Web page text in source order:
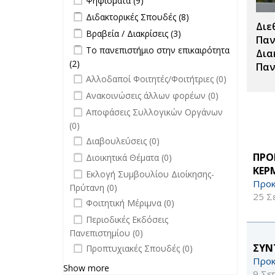
25
Apply Διδακτορικές Σπουδές filter
Διδακτορικές Σπουδές (8)
filter
Apply Βραβεία / Διακρίσεις filter
Βραβεία / Διακρίσεις (3)
Διακρίσεις
Apply Το πανεπιστήμιο στην
επικαιρότητα filter
Το πανεπιστήμιο στην επικαιρότητα
(2)
επικαιρότητα filter
undefined
Αλλοδαποί Φοιτητές/Φοιτήτριες (0)
undefined
Ανακοινώσεις άλλων φορέων (0)
undefined
Αποφάσεις Συλλογικών Οργάνων
(0)
undefined
Διαβουλεύσεις (0)
undefined
Διοικητικά Θέματα (0)
undefined
Εκλογή Συμβουλίου Διοίκησης-
Πρύτανη (0)
undefined
Φοιτητική Μέριμνα (0)
undefined
Περιοδικές Εκδόσεις
Πανεπιστημίου (0)
undefined
Προπτυχιακές Σπουδές (0)
Show more